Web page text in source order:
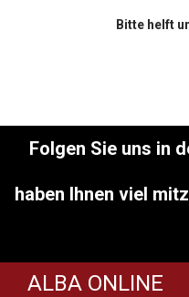
Bitte helft
Folgen Sie uns in
haben Ihnen viel
ALBA ONLINE